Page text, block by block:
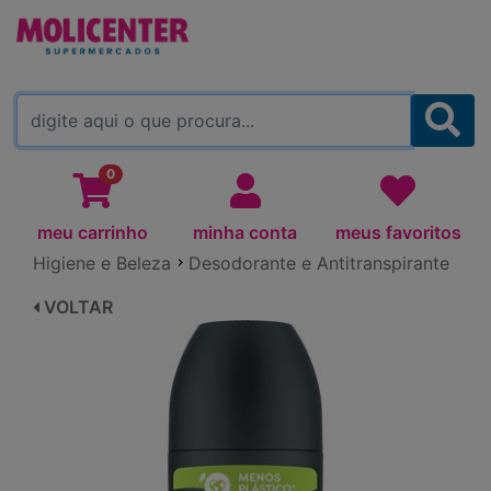
MOLICENTER ARAPONGAS
0
meu carrinho minha conta
meus favoritos
Higiene e Beleza
Desodorante e Antitranspirante
VOLTAR